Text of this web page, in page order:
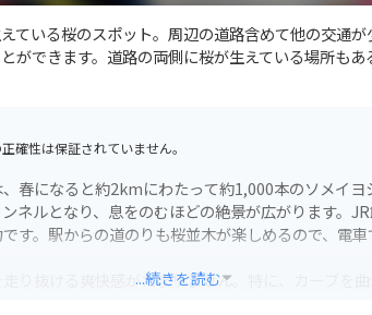
ている桜のスポット。周辺の道路含めて他の交通が
ができます。道路の両側に桜が生えている場所も
確性は保証されていません。
春になると約2kmにわたって約1,000本のソメイ
ネルとなり、息をのむほどの絶景が広がります。
す。駅からの道のりも桜並木が楽しめるので、電車
り抜ける爽快感がたまりません。特に、カーブを
...続きを読む